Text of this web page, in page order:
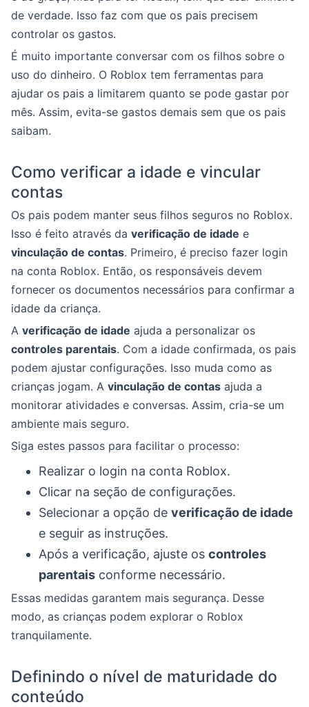
de verdade. Isso faz com que os pais precisem
controlar os gastos.
É muito importante conversar com os filhos sobre o
uso do dinheiro. O Roblox tem ferramentas para
ajudar os pais a limitarem quanto se pode gastar por
mês. Assim, evita-se gastos demais sem que os pais
saibam.
Como verificar a idade e vincular
contas
Os pais podem manter seus filhos seguros no Roblox.
Isso é feito através da verificação de idade e
vinculação de contas. Primeiro, é preciso fazer login
na conta Roblox. Então, os responsáveis devem
fornecer os documentos necessários para confirmar a
idade da criança.
A verificação de idade ajuda a personalizar os
controles parentais. Com a idade confirmada, os pais
podem ajustar configurações. Isso muda como as
crianças jogam. A vinculação de contas ajuda a
monitorar atividades e conversas. Assim, cria-se um
ambiente mais seguro.
Siga estes passos para facilitar o processo:
Realizar o login na conta Roblox.
Clicar na seção de configurações.
Selecionar a opção de verificação de idade
e seguir as instruções.
Após a verificação, ajuste os controles
parentais conforme necessário.
Essas medidas garantem mais segurança. Desse
modo, as crianças podem explorar o Roblox
tranquilamente.
Definindo o nível de maturidade do
conteúdo